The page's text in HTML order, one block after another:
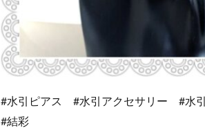
#水引ピアス #水引アクセサリー #水
#結彩